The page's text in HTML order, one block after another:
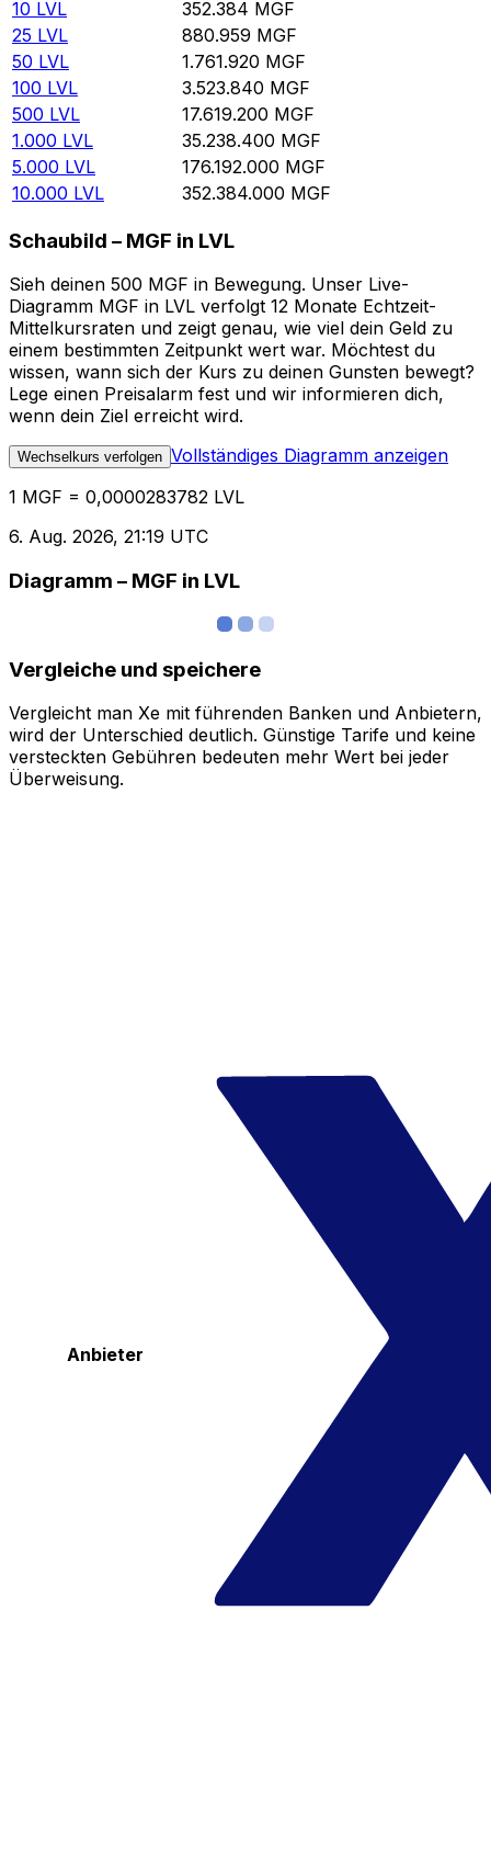
10 LVL 352.384 MGF
25 LVL 880.959 MGF
50 LVL 1.761.920 MGF
100 LVL 3.523.840 MGF
500 LVL 17.619.200 MGF
1.000 LVL 35.238.400 MGF
5.000 LVL 176.192.000 MGF
10.000 LVL 352.384.000 MGF
Schaubild – MGF in LVL
Sieh deinen 500 MGF in Bewegung. Unser Live-
Diagramm MGF in LVL verfolgt 12 Monate Echtzeit-
Mittelkursraten und zeigt genau, wie viel dein Geld zu
einem bestimmten Zeitpunkt wert war. Möchtest du
wissen, wann sich der Kurs zu deinen Gunsten bewegt?
Lege einen Preisalarm fest und wir informieren dich,
wenn dein Ziel erreicht wird.
Wechselkurs verfolgen Vollständiges Diagramm anzeigen
1 MGF = 0,0000283782 LVL
6. Aug. 2026, 21:19 UTC
Diagramm – MGF in LVL
Vergleiche und speichere
Vergleicht man Xe mit führenden Banken und Anbietern,
wird der Unterschied deutlich. Günstige Tarife und keine
versteckten Gebühren bedeuten mehr Wert bei jeder
Überweisung.
Anbieter